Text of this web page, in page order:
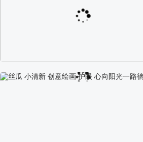
阿尔卑斯山区自然风景壁纸